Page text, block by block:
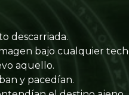
descarriada.
bajo cualquier
aquello.
y pacedían.